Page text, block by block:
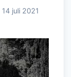
14 juli 2021